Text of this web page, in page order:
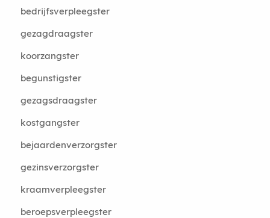
bedrijfsverpleegster
gezagdraagster
koorzangster
begunstigster
gezagsdraagster
kostgangster
bejaardenverzorgster
gezinsverzorgster
kraamverpleegster
beroepsverpleegster